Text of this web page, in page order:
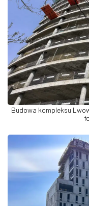
Budowa kompleksu